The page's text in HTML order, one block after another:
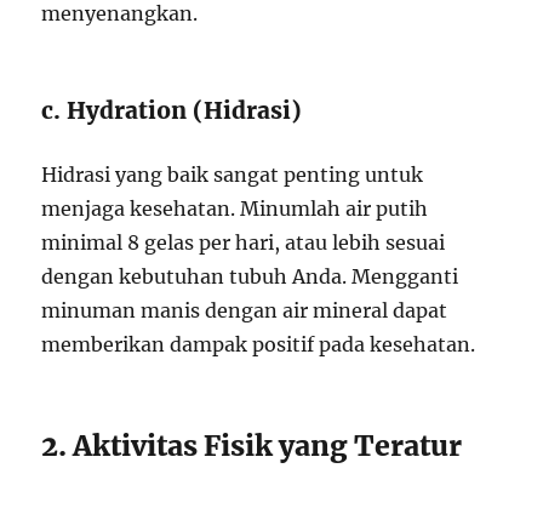
menyenangkan.
c. Hydration (Hidrasi)
Hidrasi yang baik sangat penting untuk
menjaga kesehatan. Minumlah air putih
minimal 8 gelas per hari, atau lebih sesuai
dengan kebutuhan tubuh Anda. Mengganti
minuman manis dengan air mineral dapat
memberikan dampak positif pada kesehatan.
2. Aktivitas Fisik yang Teratur